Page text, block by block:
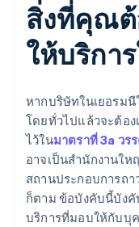
สิ่งที่คุณต้
ให้บริกา
หากบริษัทในเยอรม
โดยทั่วไปแล้วจะต้อ
ไว้ในมาตราที่ 3a วร
อาจเป็นสำนักงานใ
สถานประกอบการถ
ก็ตาม ข้อบังคับนี้บังคั
บริการที่มอบให้กับบุ